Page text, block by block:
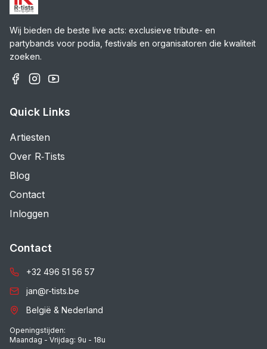
Wij bieden de beste live acts: exclusieve tribute- en
partybands voor podia, festivals en organisatoren die kwaliteit
zoeken.
Quick Links
Artiesten
Over R‑Tists
Blog
Contact
Inloggen
Contact
+32 496 51 56 57
jan@r-tists.be
België & Nederland
Openingstijden:
Maandag - Vrijdag: 9u - 18u